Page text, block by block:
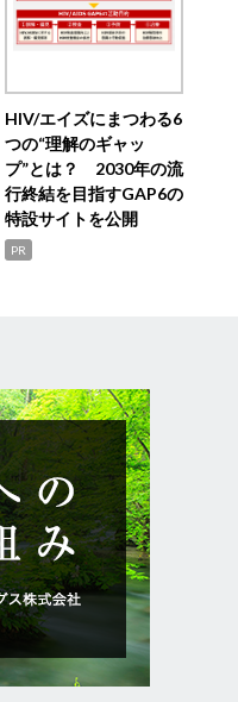
HIV/エイズにまつわる6
つの“理解のギャッ
プ”とは？ 2030年の流
行終結を目指すGAP6の
特設サイトを公開
PR